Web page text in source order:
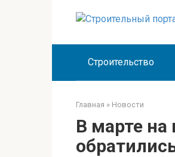
Строительство
Главная » Новости
В марте